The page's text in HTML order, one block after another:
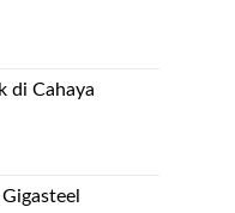
di Cahaya